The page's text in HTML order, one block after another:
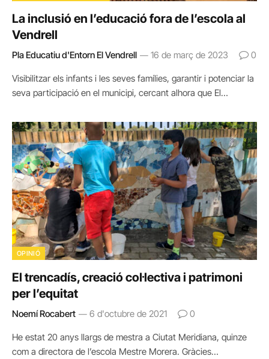
La inclusió en l’educació fora de l’escola al
Vendrell
Pla Educatiu d'Entorn El Vendrell 16 de març de 2023 0
Visibilitzar els infants i les seves famílies, garantir i potenciar la
seva participació en el municipi, cercant alhora que El…
OPINIÓ
El trencadís, creació col·lectiva i patrimoni
per l’equitat
Noemí Rocabert 6 d'octubre de 2021 0
He estat 20 anys llargs de mestra a Ciutat Meridiana, quinze
com a directora de l’escola Mestre Morera. Gràcies…